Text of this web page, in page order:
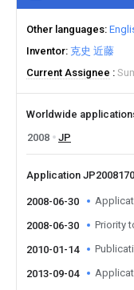
Other languages
Inventor 克史 近藤
Current Assignee
Worldwide
2008
JP
Application
2008-06-30
2008-06-30 Priority
2010-01-14
2013-09-04